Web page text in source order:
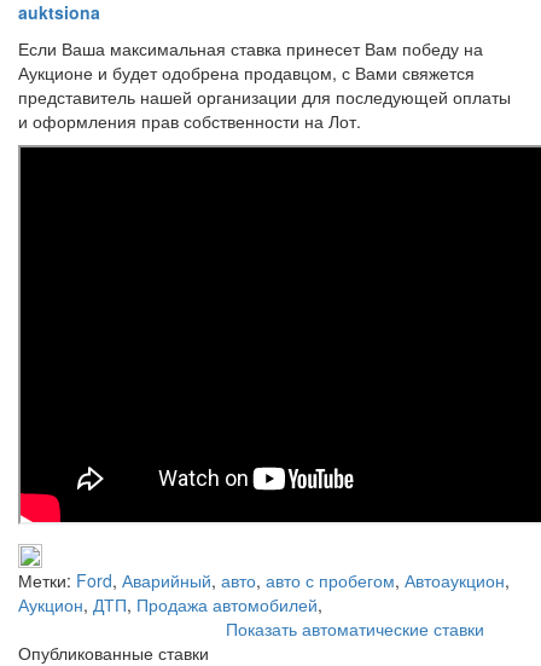
auktsiona
Если Ваша максимальная ставка принесет Вам победу на
Аукционе и будет одобрена продавцом, с Вами свяжется
представитель нашей организации для последующей оплаты
и оформления прав собственности на Лот.
Метки: Ford, Аварийный, авто, авто с пробегом, Автоаукцион,
Аукцион, ДТП, Продажа автомобилей,
Показать автоматические ставки
Опубликованные ставки